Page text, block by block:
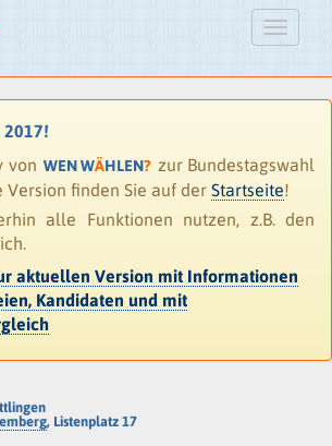
2017!
von WEN WÄHLEN? zur Bundestagswahl
Version finden Sie auf der Startseite!
alle Funktionen nutzen, z.B. den
aktuellen Version mit Informationen
Kandidaten und mit
, Listenplatz 17